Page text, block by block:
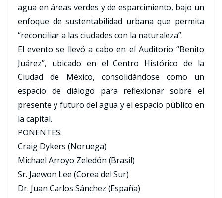
agua en áreas verdes y de esparcimiento, bajo un
enfoque de sustentabilidad urbana que permita
“reconciliar a las ciudades con la naturaleza”.
El evento se llevó a cabo en el Auditorio “Benito
Juárez”, ubicado en el Centro Histórico de la
Ciudad de México, consolidándose como un
espacio de diálogo para reflexionar sobre el
presente y futuro del agua y el espacio público en
la capital.
PONENTES:
Craig Dykers (Noruega)
Michael Arroyo Zeledón (Brasil)
Sr. Jaewon Lee (Corea del Sur)
Dr. Juan Carlos Sánchez (España)